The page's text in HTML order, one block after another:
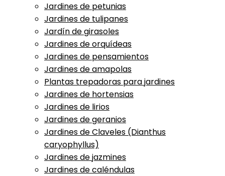
Jardines de petunias
Jardines de tulipanes
Jardín de girasoles
Jardines de orquídeas
Jardines de pensamientos
Jardines de amapolas
Plantas trepadoras para jardines
Jardines de hortensias
Jardines de lirios
Jardines de geranios
Jardines de Claveles (Dianthus
caryophyllus)
Jardines de jazmines
Jardines de caléndulas